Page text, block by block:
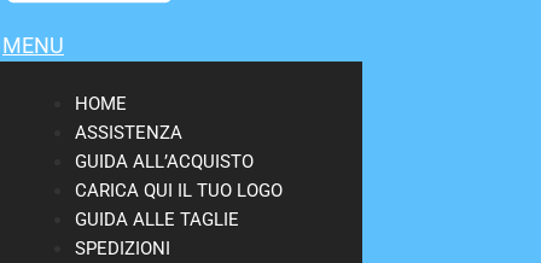
MENU
HOME
ASSISTENZA
GUIDA ALL’ACQUISTO
CARICA QUI IL TUO LOGO
GUIDA ALLE TAGLIE
SPEDIZIONI